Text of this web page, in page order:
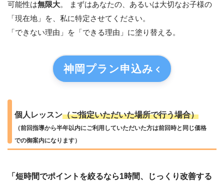
可能性は無限大。 まずはあなたの、あるいは大切なお子様の
「現在地」を、私に特定させてください。
「できない理由」を「できる理由」に塗り替える。
神岡プラン申込み
個人レッスン（ご指定いただいた場所で行う場合）
（前回指導から半年以内にご利用していただいた方は前回時と同じ価格
での御案内になります）
「短時間でポイントを絞るなら1時間、じっくり改善する